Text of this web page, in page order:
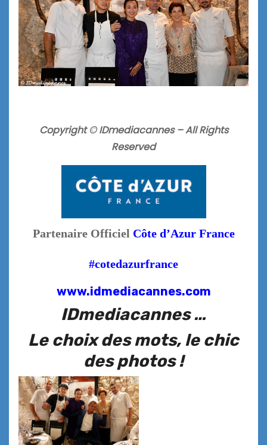
Copyright © IDmediacannes –All Rights
Reserved
Partenaire Officiel Côte d’Azur France
#cotedazurfrance
www.idmediacannes.com
IDmediacannes …
Le choix des mots, le chic
des photos !